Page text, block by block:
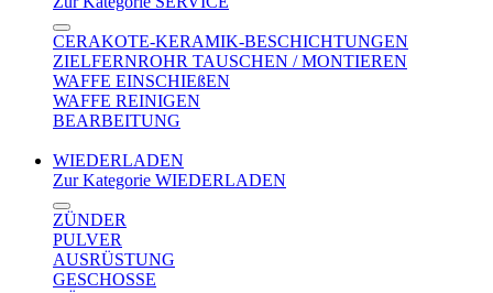
CERAKOTE-KERAMIK-BESCHICHTUNGEN
ZIELFERNROHR TAUSCHEN / MONTIEREN
WAFFE EINSCHIEßEN
WAFFE REINIGEN
BEARBEITUNG
WIEDERLADEN
Zur Kategorie WIEDERLADEN
ZÜNDER
PULVER
AUSRÜSTUNG
GESCHOSSE